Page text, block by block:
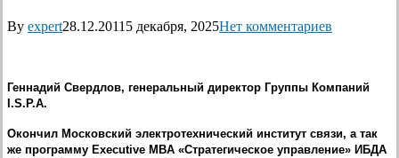
By expert28.12.2011 5 декабря, 2025Нет комментариев
Геннадий Свердлов, генеральный директор Группы Компаний
I.S.P.A.
Окончил Московский электротехнический институт связи, а так
же программу Executive MBA «Стратегическое управление» ИБДА